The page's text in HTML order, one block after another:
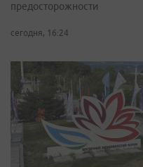
предосторожности
сегодня, 16:24